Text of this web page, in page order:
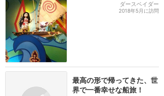
ダースベイダー
2018年5月に訪問
最高の形で帰ってきた、世
界で一番幸せな船旅！